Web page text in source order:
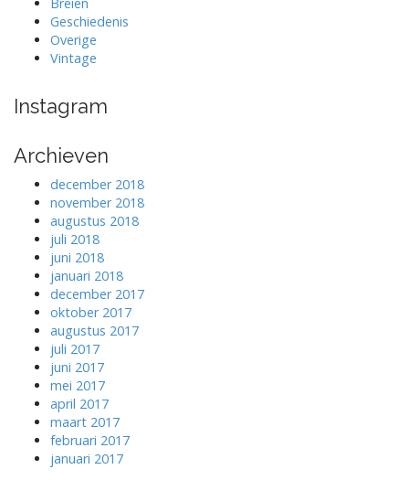
Geschiedenis
Overige
Vintage
Instagram
Archieven
december 2018
november 2018
augustus 2018
juli 2018
juni 2018
januari 2018
december 2017
oktober 2017
augustus 2017
juli 2017
juni 2017
mei 2017
april 2017
maart 2017
februari 2017
januari 2017